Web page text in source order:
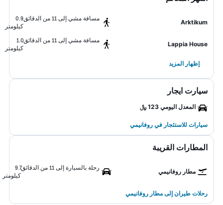
Arktikum
مسافة مشي إلى 11 من الدقائق
0.9
كيلومتر
Lappia House
مسافة مشي إلى 11 من الدقائق
1.0
كيلومتر
إظهار المزيد
سيارت ايجار
المعدل اليومي 123 ﷼
سيارات للاستئجار في روفانيمي
المطارات القريبة
مطار روفانيمي
رحلة بالسيارة إلى 11 من الدقائق
9.7
كيلومتر
رحلات طيران إلى مطار روفانيمي